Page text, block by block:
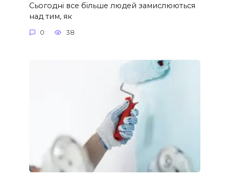
Сьогодні все більше людей замислюються
над тим, як
0 38